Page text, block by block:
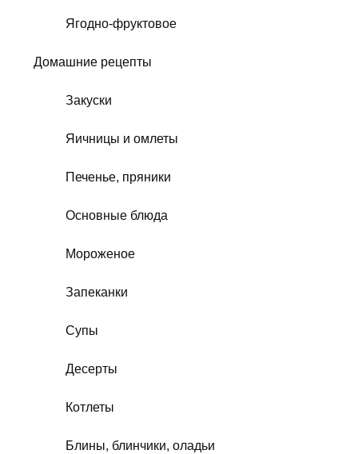
Ягодно-фруктовое
Домашние рецепты
Закуски
Яичницы и омлеты
Печенье, пряники
Основные блюда
Мороженое
Запеканки
Супы
Десерты
Котлеты
Блины, блинчики, оладьи